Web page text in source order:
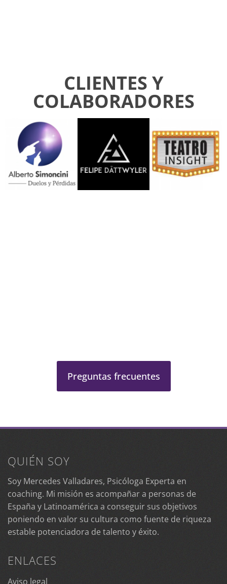
CLIENTES Y
COLABORADORES
Preguntas frecuentes
QUIÉN SOY
Soy Mercedes Valladares, Psicóloga Experta en
coaching. Mi misión es acompañar a personas de
España y Latinoamérica a conseguir sus objetivos
poniendo en valor su cultura como fuente de riqueza
estable potenciadora de talento y éxito.
ENLACES
Aviso legal